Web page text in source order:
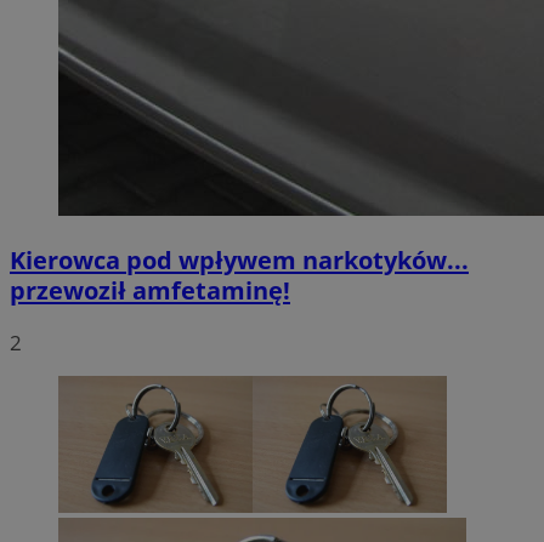
Kierowca pod wpływem narkotyków...
przewoził amfetaminę!
2